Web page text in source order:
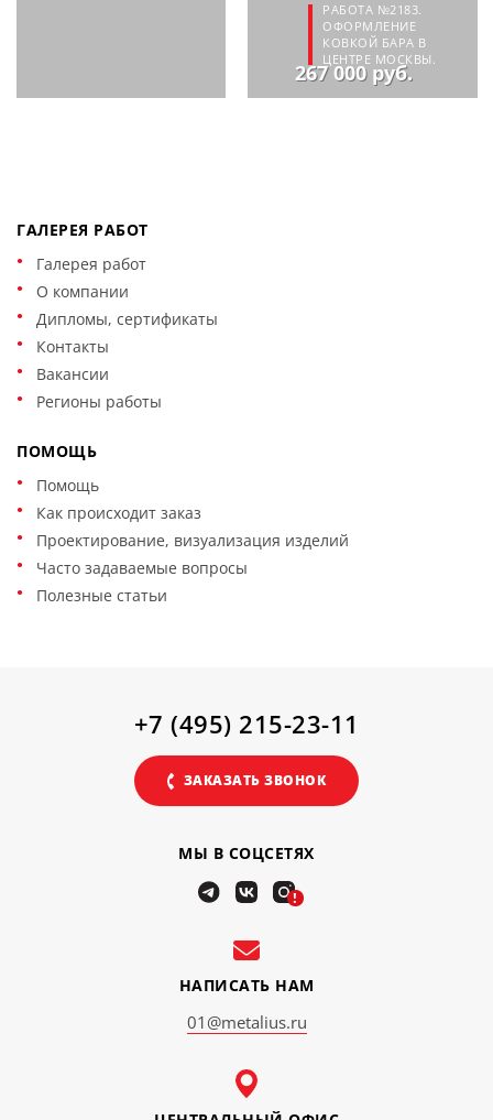
РАБОТА №2183.
ОФОРМЛЕНИЕ
КОВКОЙ БАРА В
ЦЕНТРЕ МОСКВЫ.
267 000 руб.
ГАЛЕРЕЯ РАБОТ
Галерея работ
О компании
Дипломы, сертификаты
Контакты
Вакансии
Регионы работы
ПОМОЩЬ
Помощь
Как происходит заказ
Проектирование, визуализация изделий
Часто задаваемые вопросы
Полезные статьи
НАПИСАТЬ НАМ
01@metalius.ru
МЫ В СОЦСЕТЯХ
!
+7 (495) 215-23-11
ЗАКАЗАТЬ ЗВОНОК